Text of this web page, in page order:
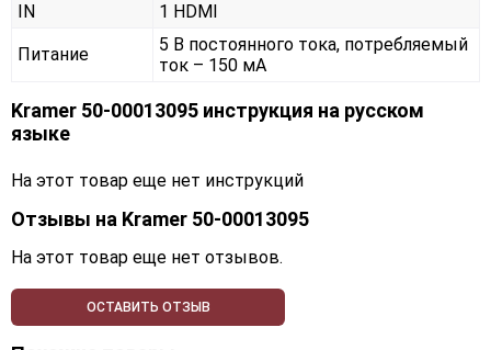
IN
1 HDMI
Питание
5 В постоянного тока, потребляемый
ток – 150 мА
Kramer 50-00013095 инструкция на русском
языке
На этот товар еще нет инструкций
Отзывы на Kramer 50-00013095
На этот товар еще нет отзывов.
ОСТАВИТЬ ОТЗЫВ